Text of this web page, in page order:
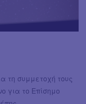
τη συμμετοχή τους
για το Eπίσημο